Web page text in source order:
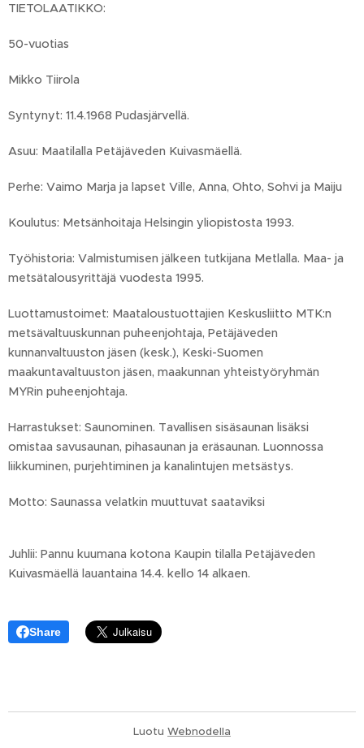
TIETOLAATIKKO:
50-vuotias
Mikko Tiirola
Syntynyt: 11.4.1968 Pudasjärvellä.
Asuu: Maatilalla Petäjäveden Kuivasmäellä.
Perhe: Vaimo Marja ja lapset Ville, Anna, Ohto, Sohvi ja Maiju
Koulutus: Metsänhoitaja Helsingin yliopistosta 1993.
Työhistoria: Valmistumisen jälkeen tutkijana Metlalla. Maa- ja
metsätalousyrittäjä vuodesta 1995.
Luottamustoimet: Maataloustuottajien Keskusliitto MTK:n
metsävaltuuskunnan puheenjohtaja, Petäjäveden
kunnanvaltuuston jäsen (kesk.), Keski-Suomen
maakuntavaltuuston jäsen, maakunnan yhteistyöryhmän
MYRin puheenjohtaja.
Harrastukset: Saunominen. Tavallisen sisäsaunan lisäksi
omistaa savusaunan, pihasaunan ja eräsaunan. Luonnossa
liikkuminen, purjehtiminen ja kanalintujen metsästys.
Motto: Saunassa velatkin muuttuvat saataviksi
Juhlii: Pannu kuumana kotona Kaupin tilalla Petäjäveden
Kuivasmäellä lauantaina 14.4. kello 14 alkaen.
Share
Luotu Webnodella